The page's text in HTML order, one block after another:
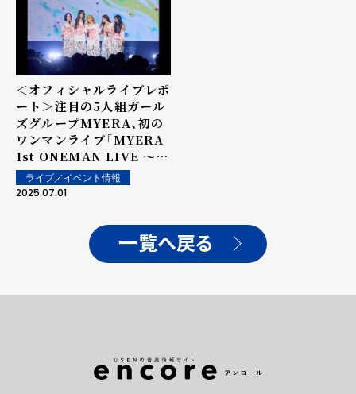
＜オフィシャルライブレポ
ート＞注目の5人組ガール
ズグループMYERA、初の
ワンマンライブ「MYERA
1st ONEMAN LIVE 〜
N-1〜」東京公演が終了！
8/23(土)、Zepp Nagoya
ライブ／イベント情報
2025.07.01
一覧へ戻る